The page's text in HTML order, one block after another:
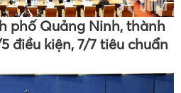
phố Quảng Ninh, thành
điều kiện, 7/7 tiêu chuẩn